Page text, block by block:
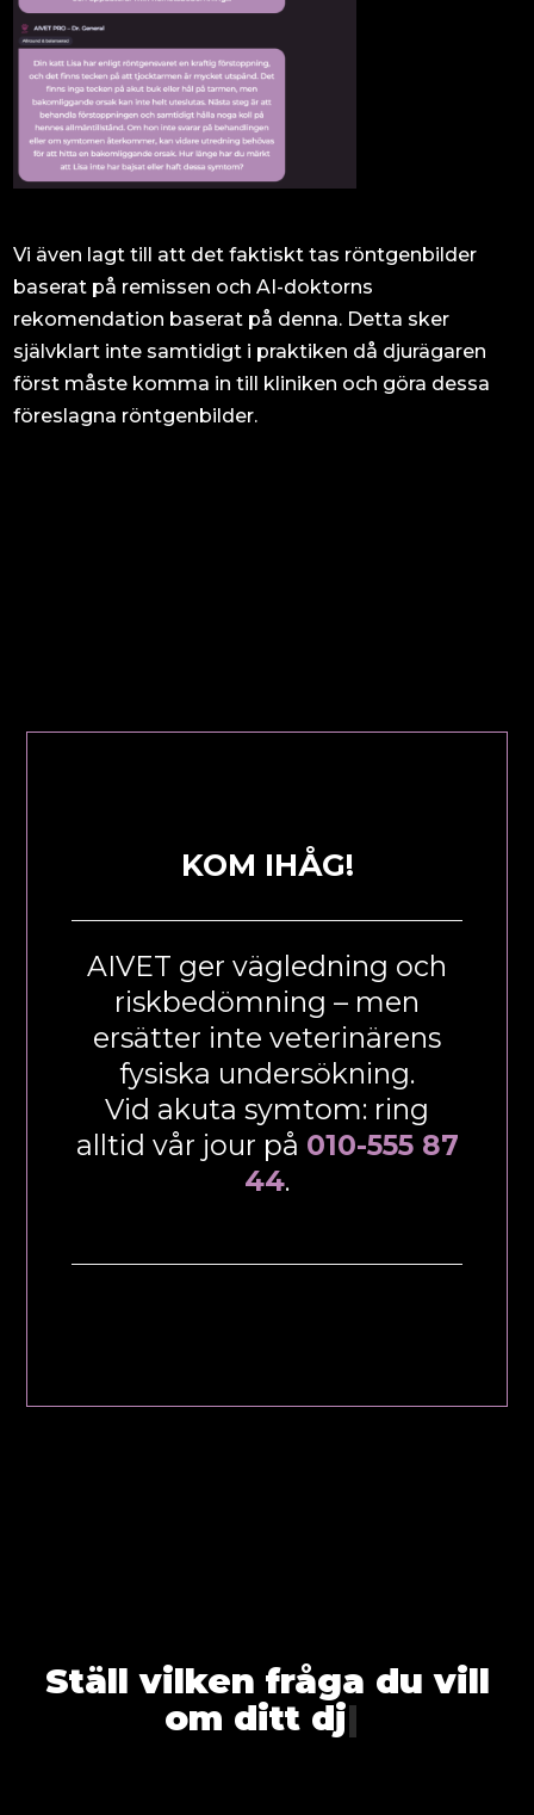
Vi även lagt till att det faktiskt tas röntgenbilder
baserat på remissen och AI-doktorns
rekomendation baserat på denna. Detta sker
självklart inte samtidigt i praktiken då djurägaren
först måste komma in till kliniken och göra dessa
föreslagna röntgenbilder.
KOM IHÅG!
AIVET ger vägledning och
riskbedömning – men
ersätter inte veterinärens
fysiska undersökning.
Vid akuta symtom: ring
alltid vår jour på 010-555 87
44.
Ställ vilken fråga du|